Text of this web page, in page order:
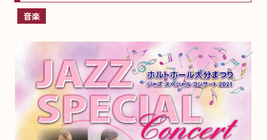
音楽